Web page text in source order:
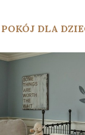
POKÓJ DLA